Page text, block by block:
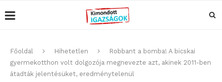
Főoldal Hihetetlen
Robbant a bomba! A bicskai
gyermekotthon volt dolgozója megnevezte azt, akinek 2011-ben
átadták jelentésüket, eredménytelenül